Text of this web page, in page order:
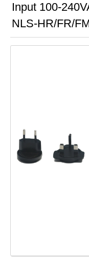
Input 100-
NLS-HR/FR/